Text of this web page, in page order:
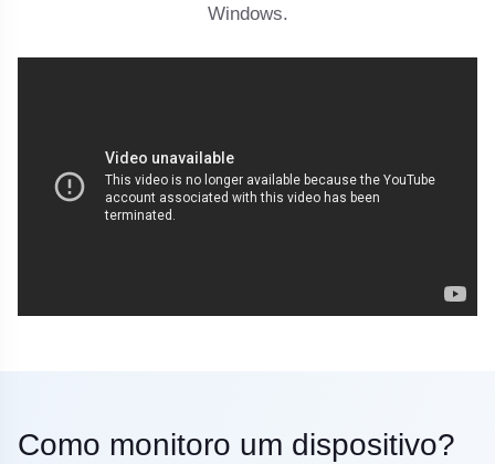
Windows.
Como monitoro um dispositivo?